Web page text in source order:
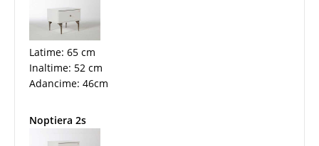
Latime: 65 cm
Inaltime: 52 cm
Adancime: 46cm
Noptiera 2s